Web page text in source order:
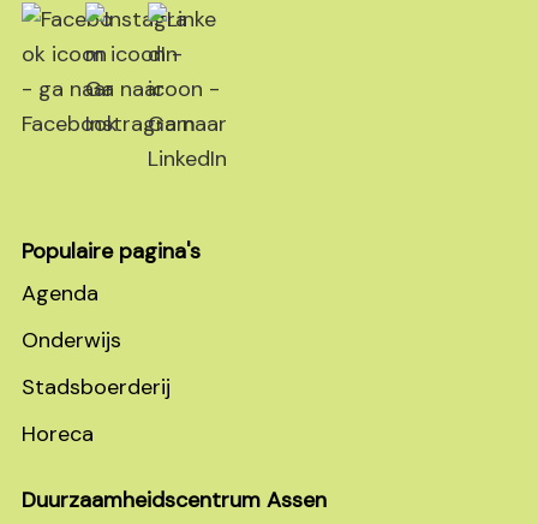
Populaire pagina's
Agenda
Onderwijs
Stadsboerderij
Horeca
Duurzaamheidscentrum Assen